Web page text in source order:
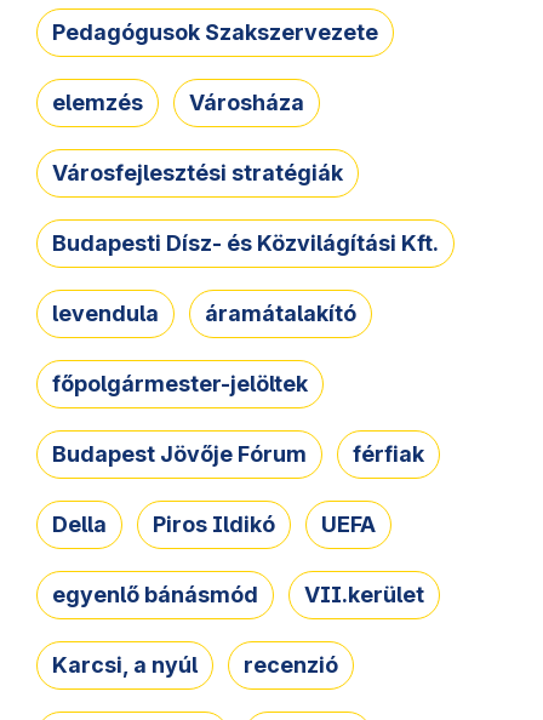
Pedagógusok Szakszervezete
elemzés Városháza
Városfejlesztési stratégiák
Budapesti Dísz- és Közvilágítási Kft.
levendula áramátalakító
főpolgármester-jelöltek
Budapest Jövője Fórum férfiak
Della Piros Ildikó UEFA
egyenlő bánásmód VII.kerület
Karcsi, a nyúl recenzió